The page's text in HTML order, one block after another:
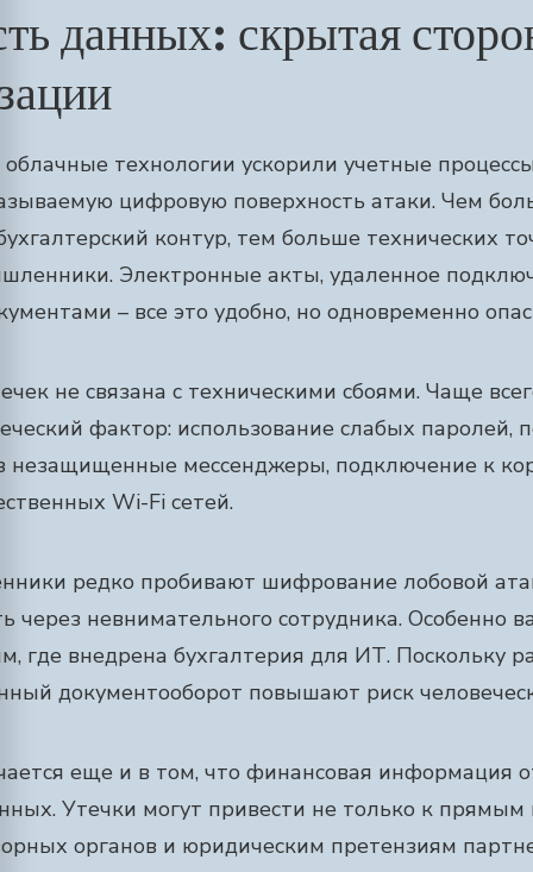
данных: скрытая
технологии ускорили учетные
цифровую поверхность атаки. Чем
контур, тем больше технических
Электронные акты, удаленное
– все это удобно, но одновременно
не связана с техническими сбоями. Чаще
фактор: использование слабых паролей,
незащищенные мессенджеры, подключение к
Wi-Fi сетей.
редко пробивают шифрование лобовой
через невнимательного сотрудника. Особенно
где внедрена бухгалтерия для ИТ. Поскольку
документооборот повышают риск
еще и в том, что финансовая информация
Утечки могут привести не только к прямым
органов и юридическим претензиям